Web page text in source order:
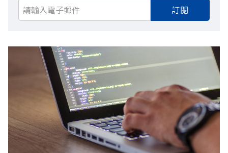
訂閱